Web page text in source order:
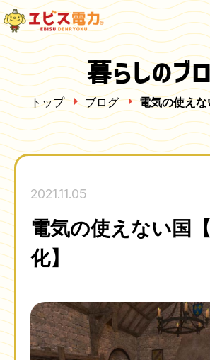
暮らしのブ
トップ ブログ 電気の使えな
2021.11.05
電気の使えない国
化】